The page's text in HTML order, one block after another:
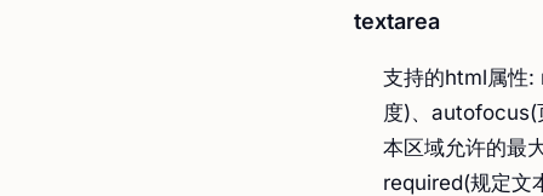
textarea
支持的html属性:
度)、autofocus(
本区域允许的最
required(规定文